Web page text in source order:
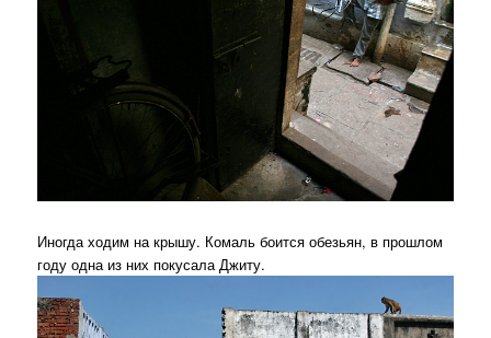
Иногда ходим на крышу. Комаль боится обезьян, в прошлом
году одна из них покусала Джиту.